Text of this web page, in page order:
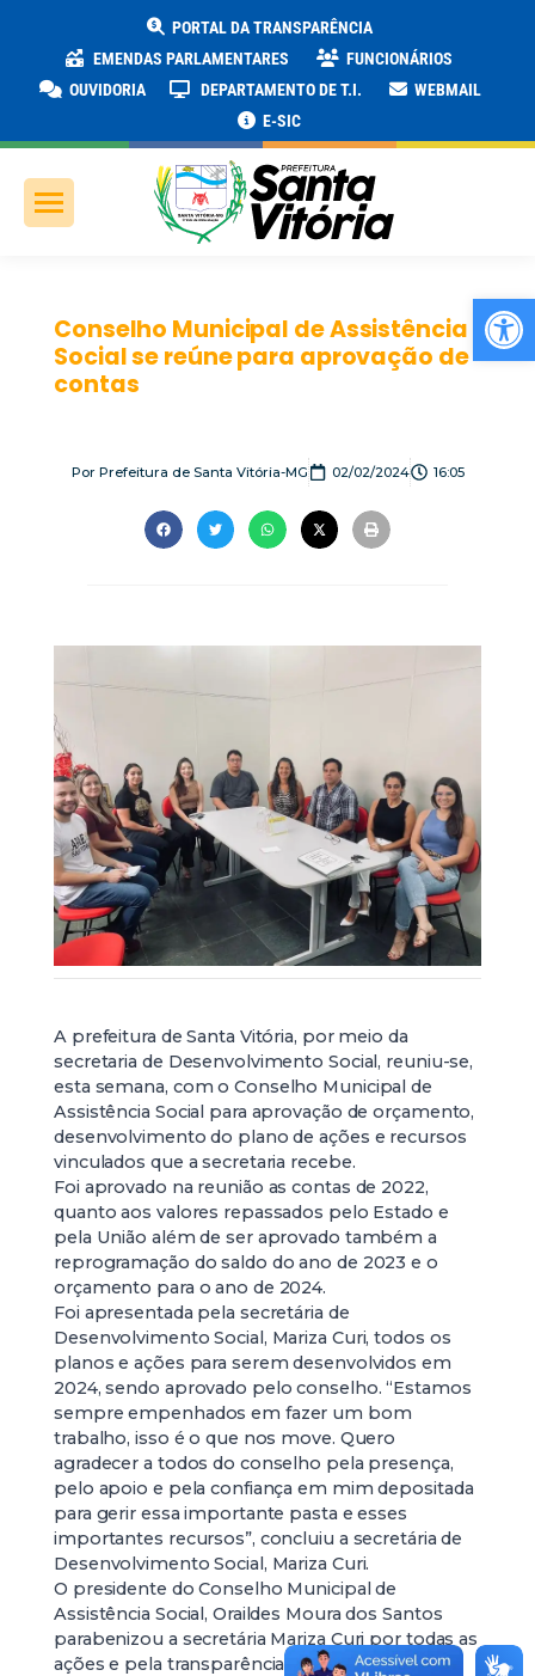
PORTAL DA TRANSPARÊNCIA
EMENDAS PARLAMENTARES
FUNCIONÁRIOS
OUVIDORIA
DEPARTAMENTO DE T.I.
WEBMAIL
E-SIC
Conselho Municipal de Assistência
Social se reúne para aprovação de
contas
PorPrefeitura de Santa Vitória-MG 02/02/2024 16:05
A prefeitura de Santa Vitória, por meio da
secretaria de Desenvolvimento Social, reuniu-se,
esta semana, com o Conselho Municipal de
Assistência Social para aprovação de orçamento,
desenvolvimento do plano de ações e recursos
vinculados que a secretaria recebe.
Foi aprovado na reunião as contas de 2022,
quanto aos valores repassados pelo Estado e
pela União além de ser aprovado também a
reprogramação do saldo do ano de 2023 e o
orçamento para o ano de 2024.
Foi apresentada pela secretária de
Desenvolvimento Social, Mariza Curi, todos os
planos e ações para serem desenvolvidos em
2024, sendo aprovado pelo conselho. “Estamos
sempre empenhados em fazer um bom
trabalho, isso é o que nos move. Quero
agradecer a todos do conselho pela presença,
pelo apoio e pela confiança em mim depositada
para gerir essa importante pasta e esses
importantes recursos”, concluiu a secretária de
Desenvolvimento Social, Mariza Curi.
O presidente do Conselho Municipal de
Assistência Social, Oraildes Moura dos Santos
parabenizou a secretária Mariza Curi por todas as
ações e pela transparência com que vem